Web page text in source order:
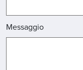
Messaggio